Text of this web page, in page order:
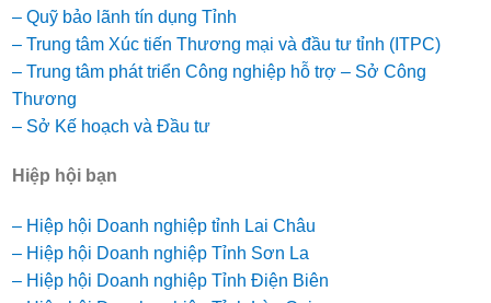
– Quỹ bảo lãnh tín dụng Tỉnh
– Trung tâm Xúc tiến Thương mại và đầu tư tỉnh (ITPC)
– Trung tâm phát triển Công nghiệp hỗ trợ – Sở Công
Thương
– Sở Kế hoạch và Đầu tư
Hiệp hội bạn
– Hiệp hội Doanh nghiệp tỉnh Lai Châu
– Hiệp hội Doanh nghiệp Tỉnh Sơn La
– Hiệp hội Doanh nghiệp Tỉnh Điện Biên